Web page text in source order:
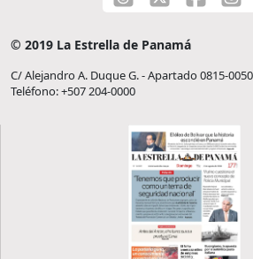
© 2019 La Estrella de Panamá
C/ Alejandro A. Duque G. - Apartado 0815-
Teléfono: +507 204-0000